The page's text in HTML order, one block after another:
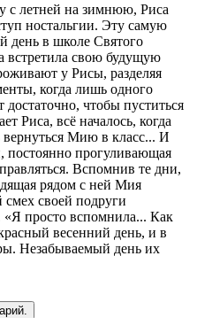
с летней на зимнюю, Риса
ностальгии. Эту самую
день в школе Святого
встретила свою будущую
у Рисы, разделяя
когда лишь одного
достаточно, чтобы пуститься
Риса, всё началось, когда
вернуться Мию в класс... И
постоянно прогуливающая
Вспомнив те дни,
рядом с ней Мия
своей подруги
просто вспомнила... Как
весенний день, и в
Незабываемый день их